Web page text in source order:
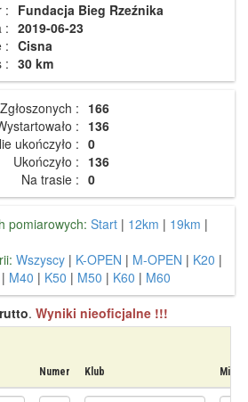
: Fundacja Bieg Rzeźnika
: 2019-06-23
: Cisna
: 30 km
Zgłoszonych : 166
:
136
ukończyło : 0
Ukończyło : 136
Na trasie : 0
pomiarowych: Start | 12km | 19km |
Wszyscy | K-OPEN | M-OPEN | K20 |
| M40 | K50 | M50 | K60 | M60
. Wyniki nieoficjalne !!!
Numer Klub